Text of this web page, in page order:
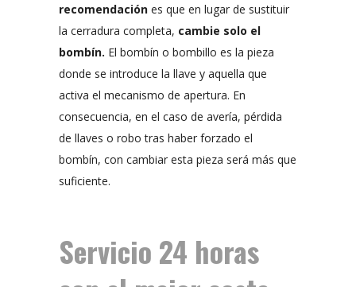
recomendación es que en lugar de sustituir
la cerradura completa, cambie solo el
bombín. El bombín o bombillo es la pieza
donde se introduce la llave y aquella que
activa el mecanismo de apertura. En
consecuencia, en el caso de avería, pérdida
de llaves o robo tras haber forzado el
bombín, con cambiar esta pieza será más que
suficiente.
Servicio 24 horas